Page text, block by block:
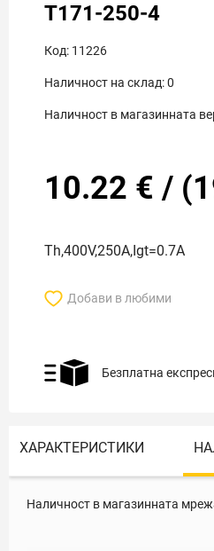
T171-250-4
Код: 11226
Наличност на склад:0
Наличност в магазинната
10.22 € / (
Th,400V,250A,Igt=0.7А
Добави в любими
Безплатна
ХАРАКТЕРИСТИКИ
Наличност в магазинната